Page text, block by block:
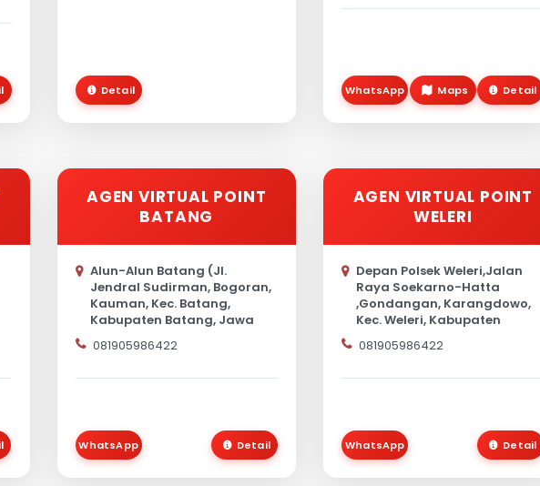
Detail WhatsApp Maps Detail
AGEN VIRTUAL POINT
BATANG
Alun-Alun Batang (Jl.
Jendral Sudirman, Bogoran,
Kauman, Kec. Batang,
Kabupaten Batang, Jawa
081905986422
WhatsApp Detail
AGEN VIRTUAL POINT
WELERI
Depan Polsek Weleri,Jalan
Raya Soekarno-Hatta
,Gondangan, Karangdowo,
Kec. Weleri, Kabupaten
081905986422
WhatsApp Detail